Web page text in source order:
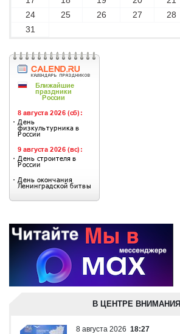
24
25 26 27 28
31
В ЦЕНТРЕ ВНИМАНИЯ
8 августа 2026 18:27